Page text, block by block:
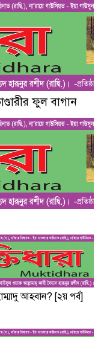
ফুল বাগান
আহবান? [২য় পর্ব]